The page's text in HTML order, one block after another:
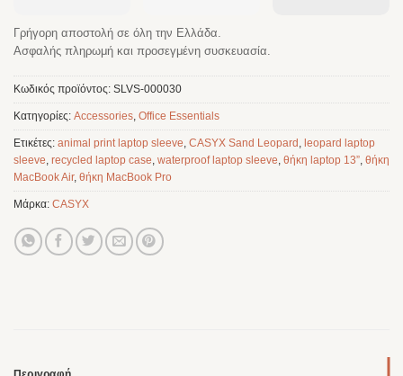
Γρήγορη αποστολή σε όλη την Ελλάδα.
Ασφαλής πληρωμή και προσεγμένη συσκευασία.
Κωδικός προϊόντος: SLVS-000030
Κατηγορίες: Accessories Office Essentials
Ετικέτες: animal print laptop sleeve CASYX Sand Leopard leopard laptop
sleeve recycled laptop case waterproof laptop sleeve θήκη laptop 13” θήκη
MacBook Air, θήκη MacBook Pro
Μάρκα: CASYX